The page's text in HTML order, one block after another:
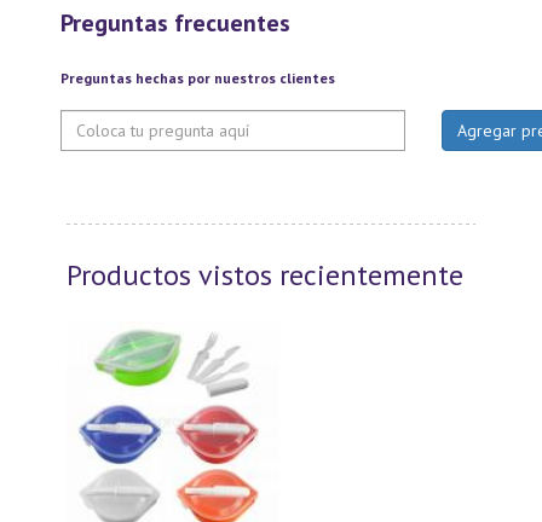
Preguntas frecuentes
Preguntas hechas por nuestros clientes
Productos vistos recientemente